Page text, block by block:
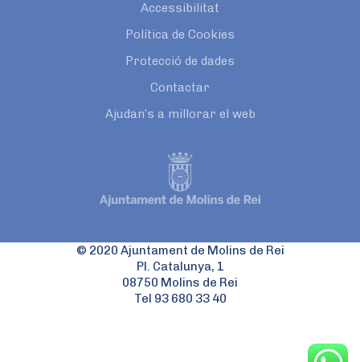
Accessibilitat
Política de Cookies
Protecció de dades
Contactar
Ajudan’s a millorar el web
© 2020 Ajuntament de Molins de Rei
Pl. Catalunya, 1
08750 Molins de Rei
Tel 93 680 33 40